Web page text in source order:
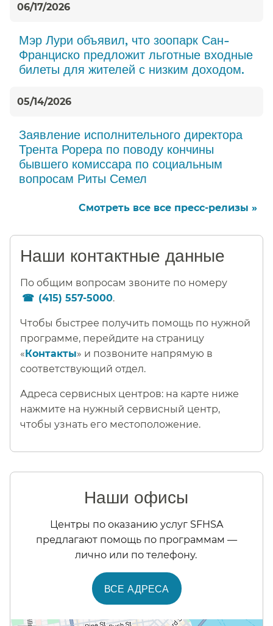
06/17/2026
Мэр Лури объявил, что зоопарк Сан-
Франциско предложит льготные входные
билеты для жителей с низким доходом.​​
05/14/2026
Заявление исполнительного директора
Трента Рорера по поводу кончины
бывшего комиссара по социальным
вопросам Риты Семел​​
Смотреть все все пресс-релизы »​​
Наши контактные данные​​
По общим вопросам звоните по номеру
(415) 557-5000.​​
Чтобы быстрее получить помощь по нужной
программе, перейдите на страницу
«Контакты» и позвоните напрямую в
соответствующий отдел.​​
Адреса сервисных центров: на карте ниже
нажмите на нужный сервисный центр,
чтобы узнать его местоположение.​​
Наши офисы​​
Центры по оказанию услуг SFHSA
предлагают помощь по программам —
лично или по телефону.​​
ВСЕ АДРЕСА​​